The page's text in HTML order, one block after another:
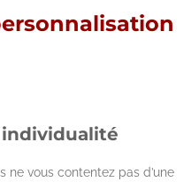
ne vous contentez pas d’une